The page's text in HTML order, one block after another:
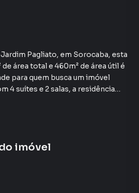
Pagliato, em Sorocaba, esta
área total e 460m² de área útil é
para quem busca um imóvel
4 suítes e 2 salas, a residência
é de R$ 1.498.000,00.
Agende uma visita e
imóvel